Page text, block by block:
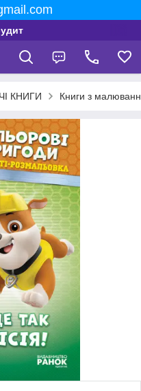
КНИГИ Книги з